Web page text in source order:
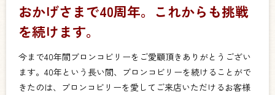
おかげさまで40周年。これからも挑戦
を続けます。
今まで40年間ブロンコビリーをご愛顧頂きありがとうござい
ます。40年という長い間、ブロンコビリーを続けることがで
きたのは、ブロンコビリーを愛してご来店いただけるお客様